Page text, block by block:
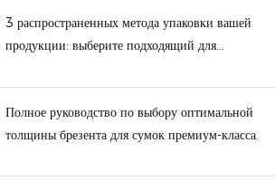
3 распространенных метода упаковки вашей
продукции: выберите подходящий для
Полное руководство по выбору оптимальной
толщины брезента для сумок премиум-класса.